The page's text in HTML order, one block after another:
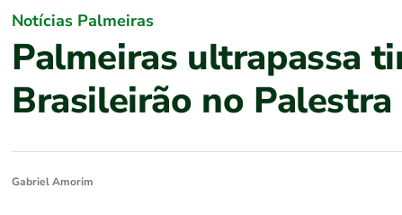
Notícias Palmeiras
Palmeiras ultrapassa
Brasileirão no
Gabriel Amorim